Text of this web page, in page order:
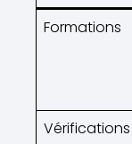
Formations
Vérifications